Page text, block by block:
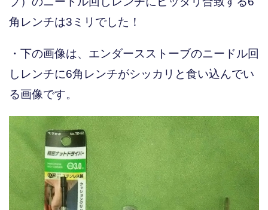
角レンチは3ミリでした！
・下の画像は、エンダースストーブのニードル回
しレンチに6角レンチがシッカリと食い込んでい
る画像です。